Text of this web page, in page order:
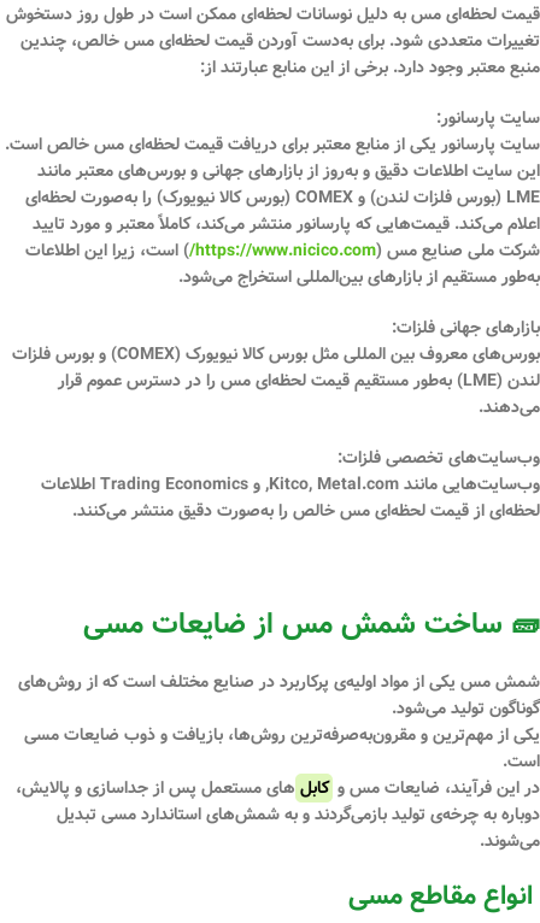
قیمت لحظه‌ای مس به دلیل نوسانات لحظه‌ای ممکن است در طول روز دستخوش
تغییرات متعددی شود. برای به‌دست آوردن قیمت لحظه‌ای مس خالص، چندین
منبع معتبر وجود دارد. برخی از این منابع عبارتند از:
سایت پارسانور:
سایت پارسانور یکی از منابع معتبر برای دریافت قیمت لحظه‌ای مس خالص است.
این سایت اطلاعات دقیق و به‌روز از بازارهای جهانی و بورس‌های معتبر مانند
LME (بورس فلزات لندن) و COMEX (بورس کالا نیویورک) را به‌صورت لحظه‌ای
اعلام می‌کند. قیمت‌هایی که پارسانور منتشر می‌کند، کاملاً معتبر و مورد تایید
شرکت ملی صنایع مس (https://www.nicico.com/ ) است، زیرا این اطلاعات
به‌طور مستقیم از بازارهای بین‌المللی استخراج می‌شود.
بازارهای جهانی فلزات:
بورس‌های معروف بین المللی مثل بورس کالا نیویورک (COMEX) و بورس فلزات
لندن (LME) به‌طور مستقیم قیمت لحظه‌ای مس را در دسترس عموم قرار
می‌دهند.
وب‌سایت‌های تخصصی فلزات:
وب‌سایت‌هایی مانند Kitco, Metal.com, و Trading Economics اطلاعات
لحظه‌ای از قیمت لحظه‌ای مس خالص را به‌صورت دقیق منتشر می‌کنند.
🧱 ساخت شمش مس از ضایعات مسی
شمش مس یکی از مواد اولیه‌ی پرکاربرد در صنایع مختلف است که از روش‌های
گوناگون تولید می‌شود.
یکی از مهم‌ترین و مقرون‌به‌صرفه‌ترین روش‌ها، بازیافت و ذوب ضایعات مسی
است.
در این فرآیند، ضایعات مس و کابل ‌های مستعمل پس از جداسازی و پالایش،
دوباره به چرخه‌ی تولید بازمی‌گردند و به شمش‌های استاندارد مسی تبدیل
می‌شوند.
انواع مقاطع مسی